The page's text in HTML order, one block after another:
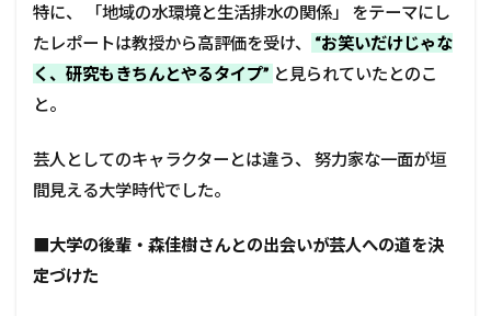
特に、 「地域の水環境と生活排水の関係」 をテーマにし
たレポートは教授から高評価を受け、
“お笑いだけじゃな
く、研究もきちんとやるタイプ” と見られていたとのこ
と。
芸人としてのキャラクターとは違う、 努力家な一面が垣
間見える大学時代でした。
■大学の後輩・森佳樹さんとの出会いが芸人への道を決
定づけた